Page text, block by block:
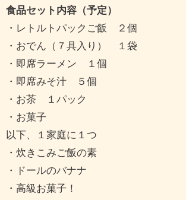
食品セット内容（予定）
・レトルトパックご飯 ２個
・おでん（７具入り） １袋
・即席ラーメン １個
・即席みそ汁 ５個
・お茶 １パック
・お菓子
以下、１家庭に１つ
・炊きこみご飯の素
・ドールのバナナ
・高級お菓子！